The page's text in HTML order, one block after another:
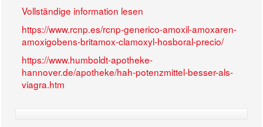
Vollständige information lesen
https://www.rcnp.es/rcnp-generico-amoxil-amoxaren-
amoxigobens-britamox-clamoxyl-hosboral-precio/
https://www.humboldt-apotheke-
hannover.de/apotheke/hah-potenzmittel-besser-als-
viagra.htm